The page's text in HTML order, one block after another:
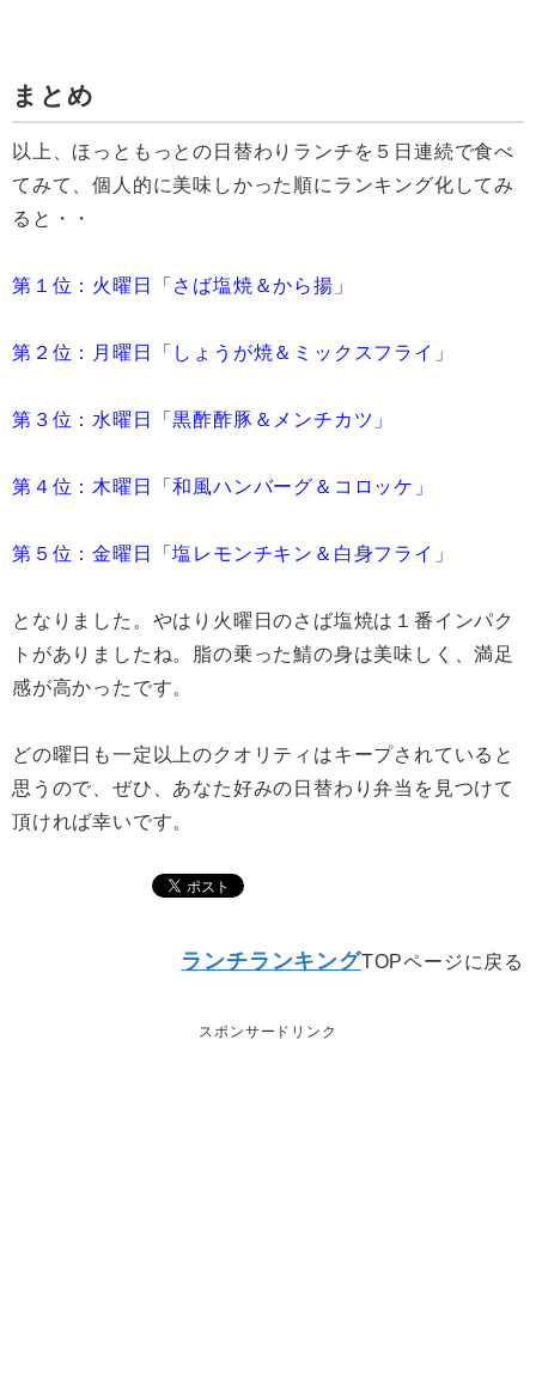
まとめ
以上、ほっともっとの日替わりランチを５日連続で食べ
てみて、個人的に美味しかった順にランキング化してみ
ると・・
第１位：火曜日「さば塩焼＆から揚」
第２位：月曜日「しょうが焼＆ミックスフライ」
第３位：水曜日「黒酢酢豚＆メンチカツ」
第４位：木曜日「和風ハンバーグ＆コロッケ」
第５位：金曜日「塩レモンチキン＆白身フライ」
となりました。やはり火曜日のさば塩焼は１番インパク
トがありましたね。脂の乗った鯖の身は美味しく、満足
感が高かったです。
どの曜日も一定以上のクオリティはキープされていると
思うので、ぜひ、あなた好みの日替わり弁当を見つけて
頂ければ幸いです。
ランチランキングTOPページに戻る
スポンサードリンク